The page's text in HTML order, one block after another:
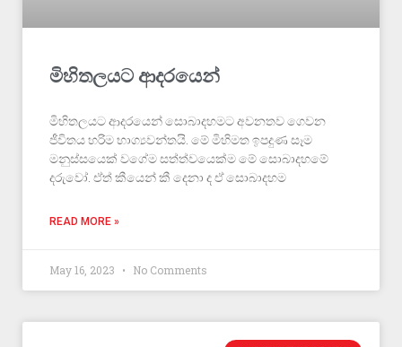
මිහිතලයට ආදරයෙන්
මිහිතලයට ආදරයෙන් සොබාදහමට අවනතව ගෙවන
ජීවිතය හරිම භාග්‍යවන්තයි. මේ මිහිමත ඉපදුණ සෑම
මනුස්සයෙක් වගේම සත්ත්වයෙක්ම මේ සොබාදහමේ
දරුවෝ. ඒත් කීයෙන් කී දෙනා ද ඒ සොබාදහම
READ MORE »
May 16, 2023 No Comments